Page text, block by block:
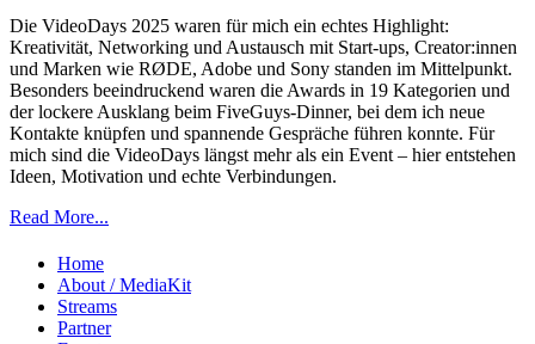
Die VideoDays 2025 waren für mich ein echtes Highlight:
Kreativität, Networking und Austausch mit Start-ups, Creator:innen
und Marken wie RØDE, Adobe und Sony standen im Mittelpunkt.
Besonders beeindruckend waren die Awards in 19 Kategorien und
der lockere Ausklang beim FiveGuys-Dinner, bei dem ich neue
Kontakte knüpfen und spannende Gespräche führen konnte. Für
mich sind die VideoDays längst mehr als ein Event – hier entstehen
Ideen, Motivation und echte Verbindungen.
Read More...
Home
About / MediaKit
Streams
Partner